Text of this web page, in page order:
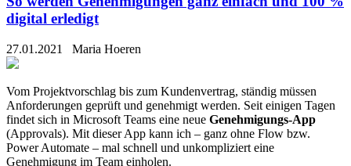
digital erledigt
27.01.2021 Maria Hoeren
Vom Projektvorschlag bis zum Kundenvertrag, ständig müssen
Anforderungen geprüft und genehmigt werden. Seit einigen Tagen
findet sich in Microsoft Teams eine neue Genehmigungs-App
(Approvals). Mit dieser App kann ich – ganz ohne Flow bzw.
Power Automate – mal schnell und unkompliziert eine
Genehmigung im Team einholen.